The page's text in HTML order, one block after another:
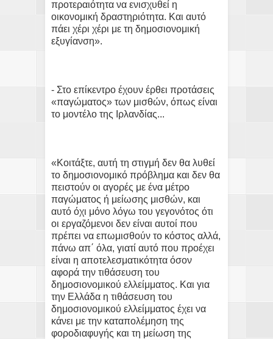
προτεραιότητα να ενισχυθεί η
οικονομική δραστηριότητα. Και αυτό
πάει χέρι χέρι με τη δημοσιονομική
εξυγίανση».
- Στο επίκεντρο έχουν έρθει προτάσεις
«παγώματος» των μισθών, όπως είναι
το μοντέλο της Ιρλανδίας...
«Κοιτάξτε, αυτή τη στιγμή δεν θα λυθεί
το δημοσιονομικό πρόβλημα και δεν θα
πειστούν οι αγορές με ένα μέτρο
παγώματος ή μείωσης μισθών, και
αυτό όχι μόνο λόγω του γεγονότος ότι
οι εργαζόμενοι δεν είναι αυτοί που
πρέπει να επωμισθούν το κόστος αλλά,
πάνω απ΄ όλα, γιατί αυτό που προέχει
είναι η αποτελεσματικότητα όσον
αφορά την τιθάσευση του
δημοσιονομικού ελλείμματος. Και για
την Ελλάδα η τιθάσευση του
δημοσιονομικού ελλείμματος έχει να
κάνει με την καταπολέμηση της
φοροδιαφυγής και τη μείωση της